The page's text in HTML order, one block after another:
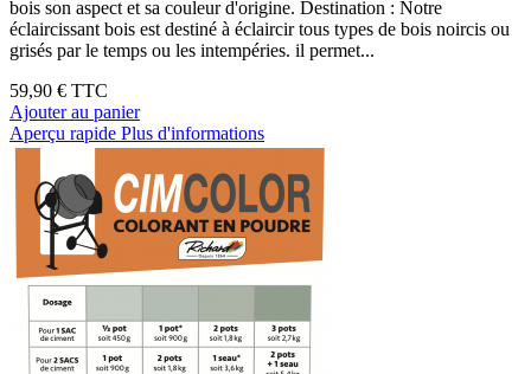
bois son aspect et sa couleur d'origine. Destination : Notre
éclaircissant bois est destiné à éclaircir tous types de bois noircis ou
grisés par le temps ou les intempéries. il permet...
59,90 € TTC
Ajouter au panier
Aperçu rapide Plus d'informations